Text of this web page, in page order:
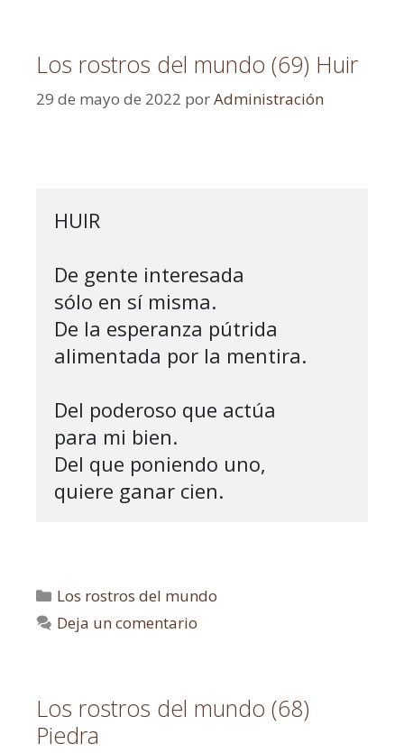
Los rostros del mundo (69) Huir
29 de mayo de 2022 porAdministración
HUIR
De gente interesada
sólo en sí misma.
De la esperanza pútrida
alimentada por la mentira.
Del poderoso que actúa
para mi bien.
Del que poniendo uno,
quiere ganar cien.
Los rostros del mundo
Deja un comentario
Los rostros del mundo (68)
Piedra